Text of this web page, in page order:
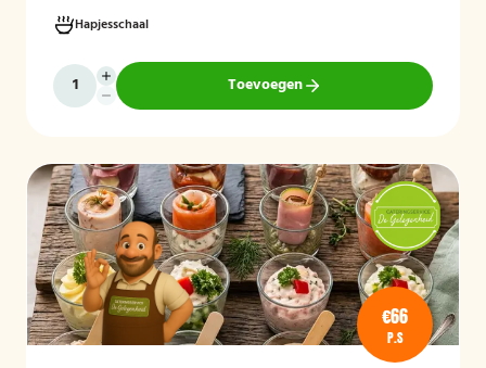
smaakvolle en kleurrijke keuze voor borrels, feesten of zakelijke
bijeenkomsten, geschikt voor gasten die vegetarisch eten.
Hapjesschaal
Toevoegen
€66
P.S